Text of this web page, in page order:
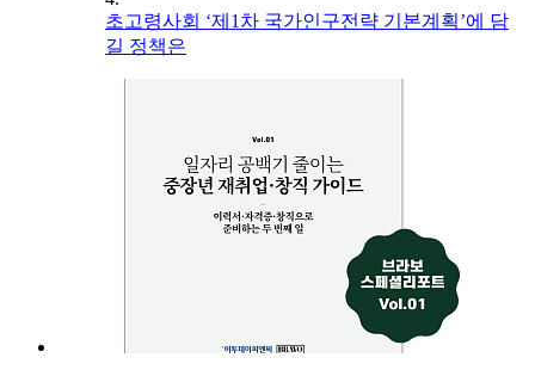
초고령사회 ‘제1차 국가인구전략 기본계획’에 담
길 정책은